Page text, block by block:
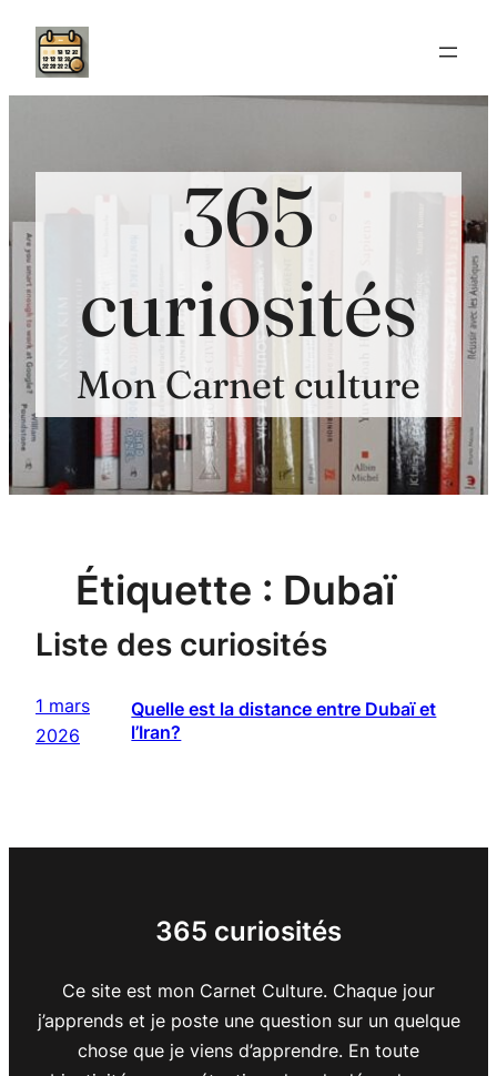
Aller
contenu
365
curiosités
Mon Carnet culture
Étiquette : Dubaï
Liste des curiosités
1 mars
2026
Quelle est la distance entre Dubaï et
l’Iran?
365 curiosités
Ce site est mon Carnet Culture. Chaque jour
j’apprends et je poste une question sur un quelque
chose que je viens d’apprendre. En toute